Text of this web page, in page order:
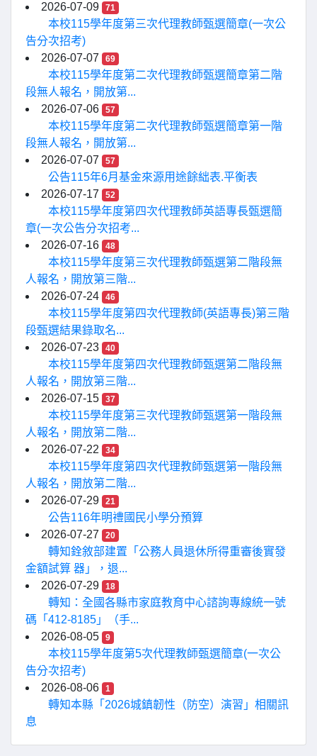
2026-07-09
71
本校115學年度第三次代理教師甄選簡章(一次公
告分次招考)
2026-07-07
69
本校115學年度第二次代理教師甄選簡章第二階
段無人報名，開放第...
2026-07-06
57
本校115學年度第二次代理教師甄選簡章第一階
段無人報名，開放第...
2026-07-07
57
公告115年6月基金來源用途餘絀表.平衡表
2026-07-17
52
本校115學年度第四次代理教師英語專長甄選簡
章(一次公告分次招考...
2026-07-16
48
本校115學年度第三次代理教師甄選第二階段無
人報名，開放第三階...
2026-07-24
46
本校115學年度第四次代理教師(英語專長)第三階
段甄選結果錄取名...
2026-07-23
40
本校115學年度第四次代理教師甄選第二階段無
人報名，開放第三階...
2026-07-15
37
本校115學年度第三次代理教師甄選第一階段無
人報名，開放第二階...
2026-07-22
34
本校115學年度第四次代理教師甄選第一階段無
人報名，開放第二階...
2026-07-29
21
公告116年明禮國民小學分預算
2026-07-27
20
轉知銓敘部建置「公務人員退休所得重審後實發
金額試算 器」，退...
2026-07-29
18
轉知：全國各縣市家庭教育中心諮詢專線統一號
碼「412-8185」（手...
2026-08-05
9
本校115學年度第5次代理教師甄選簡章(一次公
告分次招考)
2026-08-06
1
轉知本縣「2026城鎮韌性（防空）演習」相關訊
息